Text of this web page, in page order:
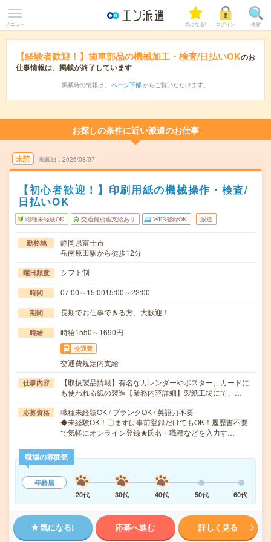
メニュー 気になる! ログイン 検索
【経験者歓迎！】歯車部品の機械加工・検査/日払いOKのお
仕事情報は、掲載が終了しています
掲載時の情報は、 ページ下部 からご覧いただけます。
お探しの条件に近い派遣のお仕事
未読 掲載日 2026/08/07
【初心者歓迎！】印刷用紙の機械操作・検査/
日払いOK
職種未経験OK 交通費別途支給あり WEB登録OK 派遣
勤務地
静岡県富士市
岳南原田駅から徒歩12分
曜日頻度 シフト制
時間 07:00～15:0015:00～22:00
期間 長期でお仕事できる方、大歓迎！
時給 時給1550～1690円
交通費
交通費規定内支給
仕事内容
【取扱製品情報】有名なカレンダーやポスター、カードに
も使われる紙の製造【業務内容詳細】製紙工場にて、…
応募資格
職種未経験OK / ブランクOK / 英語力不要
◆未経験OK！〇まずは事前登録だけでもOK！履歴書不要
で気軽にオンライン登録★氏名・職種などを入力す…
職場の雰囲気
年齢層
20代
30代 40代 50代 60代
気になる! 応募へ進む 詳しく見る